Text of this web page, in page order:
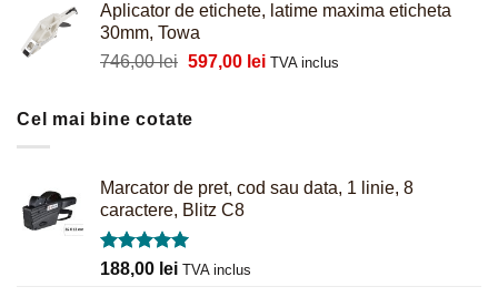
a
fost:
64,00 lei.
este:
Aplicator de etichete, latime maxima eticheta
30mm, Towa
746,00lei Prețul
fost:
597,00 leiPrețul
TVA inclus
Cel mai bine cotate
Marcator de pret, cod sau data, 1 linie, 8
caractere, Blitz C8
Evaluat la
din 5
188,00 lei TVA inclus